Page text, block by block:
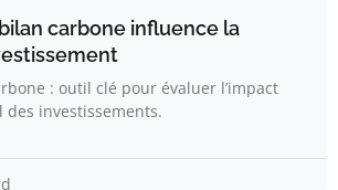
carbone influence la
: outil clé pour évaluer l’impact
investissements.